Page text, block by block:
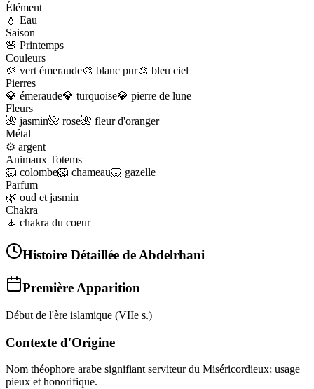
Élément
💧 Eau
Saison
🌸 Printemps
Couleurs
🎨 vert émeraude🎨 blanc pur🎨 bleu ciel
Pierres
💎 émeraude💎 turquoise💎 pierre de lune
Fleurs
🌺 jasmin🌺 rose🌺 fleur d'oranger
Métal
⚙️ argent
Animaux Totems
🦁 colombe🦁 chameau🦁 gazelle
Parfum
🌿 oud et jasmin
Chakra
🧘 chakra du coeur
Histoire Détaillée de Abdelrhani
Première Apparition
Début de l'ère islamique (VIIe s.)
Contexte d'Origine
Nom théophore arabe signifiant serviteur du Miséricordieux; usage
pieux et honorifique.